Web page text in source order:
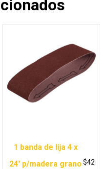
1 banda de lija 4 x
24′ p/madera grano $42